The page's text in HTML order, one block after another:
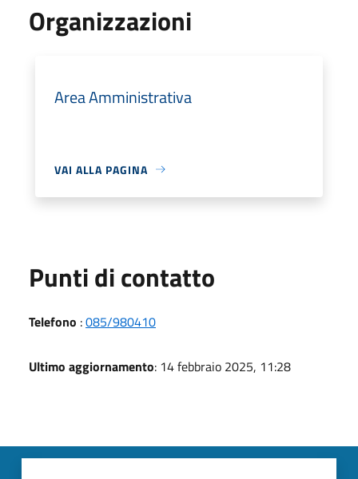
Organizzazioni
Area Amministrativa
VAI ALLA PAGINA
Punti di contatto
Telefono :085/980410
Ultimo aggiornamento: 14 febbraio 2025, 11:28